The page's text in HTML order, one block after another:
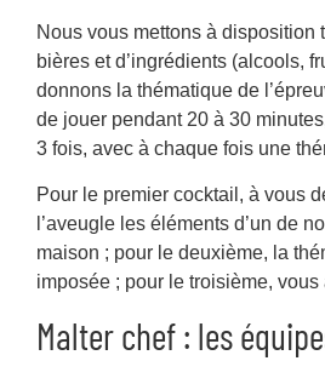
Nous vous mettons à disposition
bières et d’ingrédients (alcools,
donnons la thématique de
de jouer pendant 20 à 30
3 fois, avec à chaque fois une
Pour le premier cocktail, à vous
l’aveugle les éléments d’un de
maison ; pour le deuxième, la
imposée ; pour le troisième,
Malter chef : les